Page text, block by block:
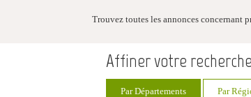
Trouvez toutes les annonces concernant
Affiner votre recherche
Par Départements Par